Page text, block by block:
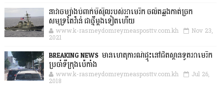
នាវាចម្បាំងបំពាក់មីស៊ីលរបស់អាមេរិក ចល័តឆ្លងកាត់ច្រក
សមុទ្រតៃវ៉ាន់ ជាថ្មីម្តងទៀតហើយ
www.k-rasmeydomreymeasposttv.com.kh Nov 23,
2021
BREAKING NEWS: មានហេតុការណ៍ផ្ទុះនៅជិតស្ថានទូតអាមេរិក
ប្រចាំទីក្រុងប៉េកាំង
www.k-rasmeydomreymeasposttv.com.kh Jul 26,
2018